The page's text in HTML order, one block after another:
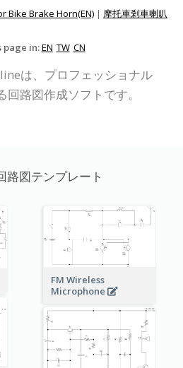
Bike Brake Horn(EN) | 摩托車剎車喇叭
page in:EN TW CN
は、プロフェッショナル
路図作成ソフトです。
路図テンプレート
FM Wireless
Microphone